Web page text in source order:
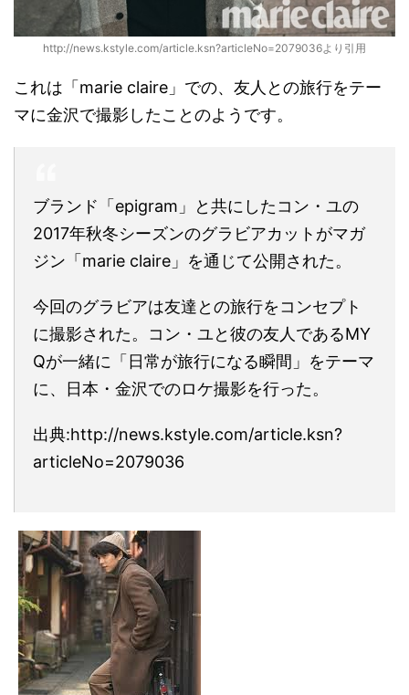
http://news.kstyle.com/article.ksn?articleNo=2079036より引用
これは「marie claire」での、友人との旅行をテー
マに金沢で撮影したことのようです。
ブランド「epigram」と共にしたコン・ユの
2017年秋冬シーズンのグラビアカットがマガ
ジン「marie claire」を通じて公開された。
今回のグラビアは友達との旅行をコンセプト
に撮影された。コン・ユと彼の友人であるMY
Qが一緒に「日常が旅行になる瞬間」をテーマ
に、日本・金沢でのロケ撮影を行った。
出典:http://news.kstyle.com/article.ksn?
articleNo=2079036